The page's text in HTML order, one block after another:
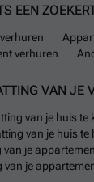
EEN
verhuren
VAN JE
van je huis te
van je huis te
je
van je